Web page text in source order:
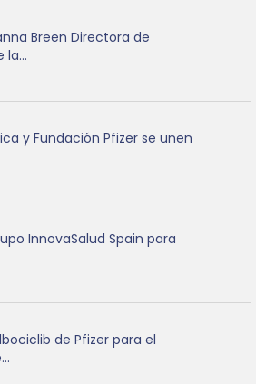
Breen Directora de
la...
y Fundación Pfizer se unen
InnovaSalud Spain para
de Pfizer para el